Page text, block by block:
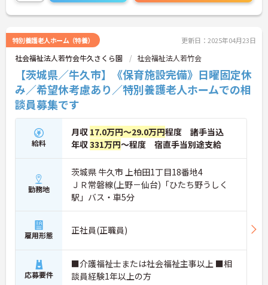
特別養護老人ホーム（特養） 更新日：2025年04月23日
社会福祉法人若竹会牛久さくら園 社会福祉法人若竹会
【茨城県／牛久市】《保育施設完備》日曜固定休
み／希望休考慮あり／特別養護老人ホームでの相
談員募集です
給料
月収 17.0万円～29.0万円程度 諸手当込
年収331万円～程度 宿直手当別途支給
勤務地
茨城県 牛久市 上柏田1丁目18番地4
ＪＲ常磐線(上野－仙台)「ひたち野うしく
駅」バス・車5分
雇用形態 正社員(正職員)
応募要件
■介護福祉士または社会福祉主事以上 ■相
談員経験1年以上の方